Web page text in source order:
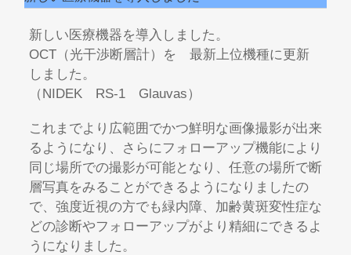
新しい医療機器を導入しました。
OCT（光干渉断層計）を 最新上位機種に更新
しました。
（NIDEK RS-1 Glauvas）
これまでより広範囲でかつ鮮明な画像撮影が出来
るようになり、さらにフォローアップ機能により
同じ場所での撮影が可能となり、任意の場所で断
層写真をみることができるようになりましたの
で、強度近視の方でも緑内障、加齢黄斑変性症な
どの診断やフォローアップがより精細にできるよ
うになりました。